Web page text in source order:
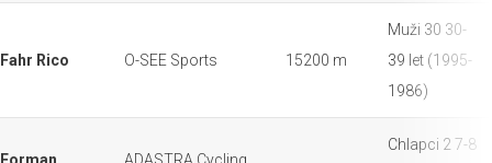
Fahr Rico O-SEE Sports 15200 m
Muži 30 30-
39 let (1995-
1986)
Chlapci 2 7-8